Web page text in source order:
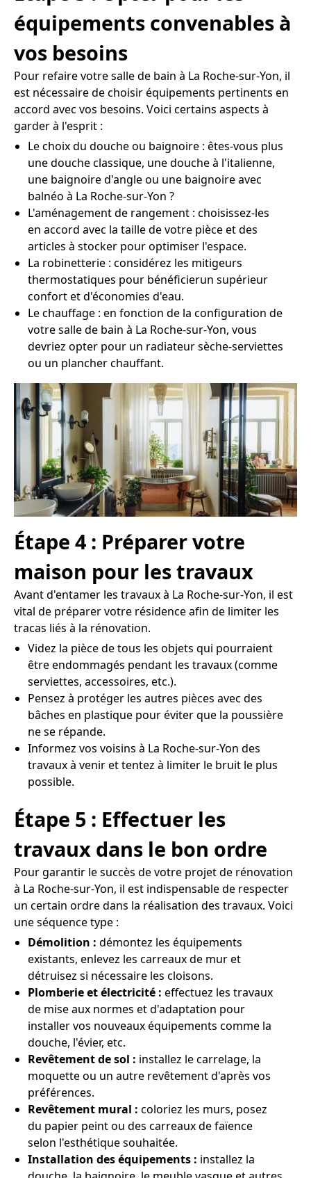
équipements convenables à
vos besoins
Pour refaire votre salle de bain à La Roche-sur-Yon, il
est nécessaire de choisir équipements pertinents en
accord avec vos besoins. Voici certains aspects à
garder à l'esprit :
Le choix du douche ou baignoire : êtes-vous plus
une douche classique, une douche à l'italienne,
une baignoire d'angle ou une baignoire avec
balnéo à La Roche-sur-Yon ?
L'aménagement de rangement : choisissez-les
en accord avec la taille de votre pièce et des
articles à stocker pour optimiser l'espace.
La robinetterie : considérez les mitigeurs
thermostatiques pour bénéficierun supérieur
confort et d'économies d'eau.
Le chauffage : en fonction de la configuration de
votre salle de bain à La Roche-sur-Yon, vous
devriez opter pour un radiateur sèche-serviettes
ou un plancher chauffant.
Étape 4 : Préparer votre
maison pour les travaux
Avant d'entamer les travaux à La Roche-sur-Yon, il est
vital de préparer votre résidence afin de limiter les
tracas liés à la rénovation.
Videz la pièce de tous les objets qui pourraient
être endommagés pendant les travaux (comme
serviettes, accessoires, etc.).
Pensez à protéger les autres pièces avec des
bâches en plastique pour éviter que la poussière
ne se répande.
Informez vos voisins à La Roche-sur-Yon des
travaux à venir et tentez à limiter le bruit le plus
possible.
Étape 5 : Effectuer les
travaux dans le bon ordre
Pour garantir le succès de votre projet de rénovation
à La Roche-sur-Yon, il est indispensable de respecter
un certain ordre dans la réalisation des travaux. Voici
une séquence type :
Démolition : démontez les équipements
existants, enlevez les carreaux de mur et
détruisez si nécessaire les cloisons.
Plomberie et électricité : effectuez les travaux
de mise aux normes et d'adaptation pour
installer vos nouveaux équipements comme la
douche, l'évier, etc.
Revêtement de sol : installez le carrelage, la
moquette ou un autre revêtement d'après vos
préférences.
Revêtement mural : coloriez les murs, posez
du papier peint ou des carreaux de faïence
selon l'esthétique souhaitée.
Installation des équipements : installez la